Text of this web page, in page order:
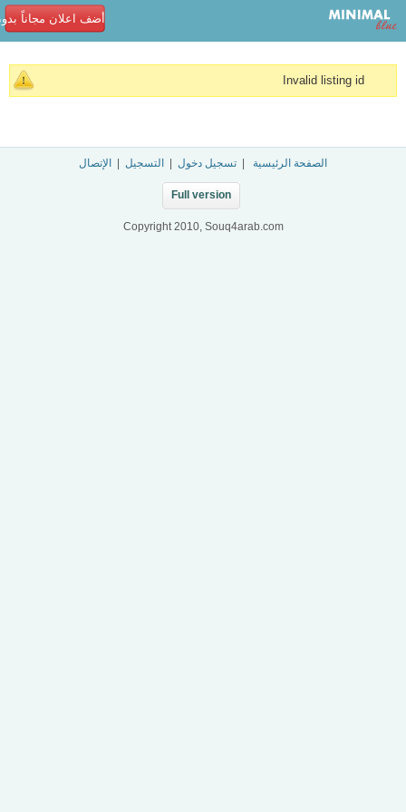
أضف اعلان مجاناً
Invalid listing id
الصفحة الرئيسية تسجيل دخول التسجيل الإتصال
Full version
Copyright 2010, Souq4arab.com